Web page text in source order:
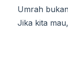
Umrah
Jika kita